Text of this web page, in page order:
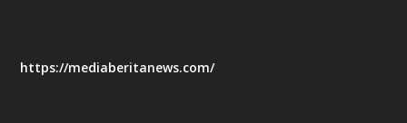
https://mediaberitanews.com/